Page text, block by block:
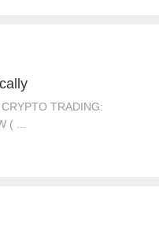
TRADING:
( ...